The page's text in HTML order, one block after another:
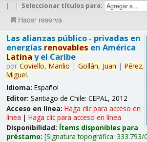
| | Seleccionar títulos para:
Hacer reserva
Las alianzas público - privadas en
energías renovables en América
Latina y el Caribe
por Coviello, Manlio | Gollán, Juan | Pérez,
Miguel.
Idioma: Español
Editor: Santiago de Chile: CEPAL, 2012
Acceso en línea: Haga clic para acceso en
línea | Haga clic para acceso en línea
Disponibilidad: Ítems disponibles para
préstamo: Signatura topográfica: 333.793/